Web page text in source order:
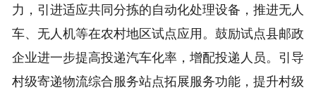
力，引进适应共同分拣的自动化处理设备，推进无人
车、无人机等在农村地区试点应用。鼓励试点县邮政
企业进一步提高投递汽车化率，增配投递人员。引导
村级寄递物流综合服务站点拓展服务功能，提升村级